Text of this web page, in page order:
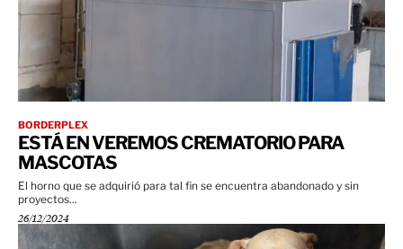
BORDERPLEX
ESTÁ EN VEREMOS CREMATORIO PARA
MASCOTAS
El horno que se adquirió para tal fin se encuentra abandonado y sin
proyectos...
26/12/2024